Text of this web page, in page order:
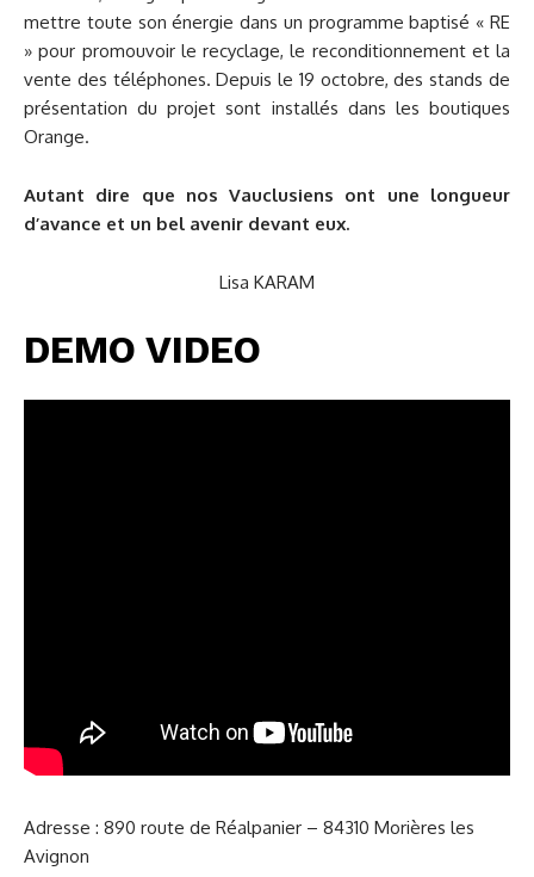
mettre toute son énergie dans un programme baptisé « RE
» pour promouvoir le recyclage, le reconditionnement et la
vente des téléphones. Depuis le 19 octobre, des stands de
présentation du projet sont installés dans les boutiques
Orange.
Autant dire que nos Vauclusiens ont une longueur
d’avance et un bel avenir devant eux.
Lisa KARAM
DEMO VIDEO
Adresse : 890 route de Réalpanier – 84310 Morières les
Avignon